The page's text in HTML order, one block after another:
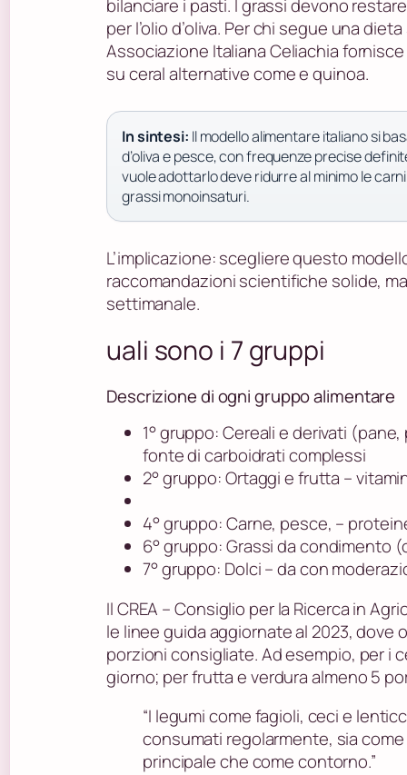
bilanciare i pasti. I grassi devono
per l’olio d’oliva. Per chi segue una
Associazione Italiana Celiachia
su ceral alternative come e quinoa.
In sintesi: Il modello alimentare italiano si
d’oliva e pesce, con frequenze precise
vuole adottarlo deve ridurre al minimo le
grassi monoinsaturi.
L’implicazione: scegliere questo
raccomandazioni scientifiche solide,
settimanale.
uali sono i 7 gruppi
Descrizione di ogni gruppo alimentare
1° gruppo: Cereali e derivati
fonte di carboidrati complessi
2° gruppo: Ortaggi e frutta –
4° gruppo: Carne, pesce, –
6° gruppo: Grassi da condimento
7° gruppo: Dolci – da con
Il CREA – Consiglio per la Ricerca in
le linee guida aggiornate al 2023, dove
porzioni consigliate. Ad esempio, per i
giorno; per frutta e verdura almeno 5
“I legumi come fagioli, ceci e
consumati regolarmente, sia
principale che come contorno.”